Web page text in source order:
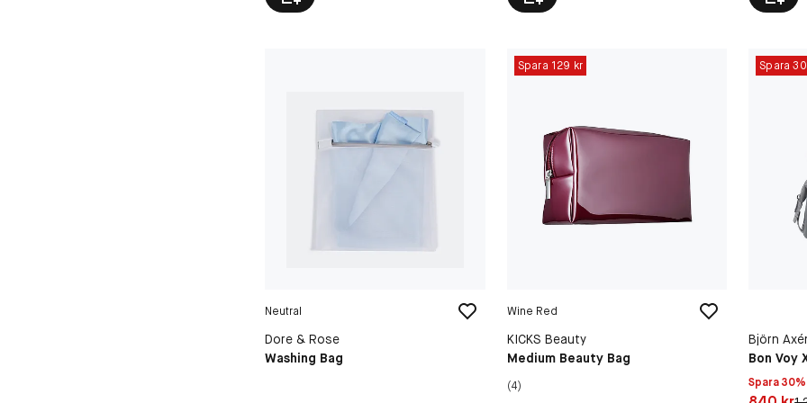
Neutral
Dore & Rose
Washing Bag
Spara 129 kr
Wine Red
KICKS Beauty
Medium Beauty Bag
(4)
Spara
Björn
Bon Voy
Spara
Pris: 840